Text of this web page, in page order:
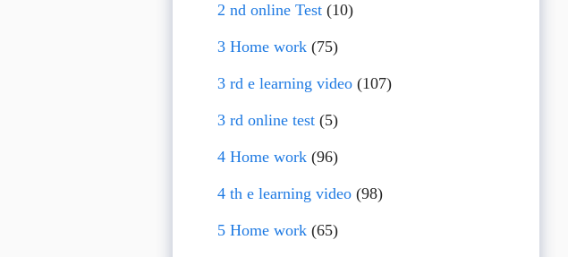
2 nd online Test(10)
3 Home work(75)
3 rd e learning video(107)
3 rd online test(5)
4 Home work(96)
4 th e learning video(98)
5 Home work(65)